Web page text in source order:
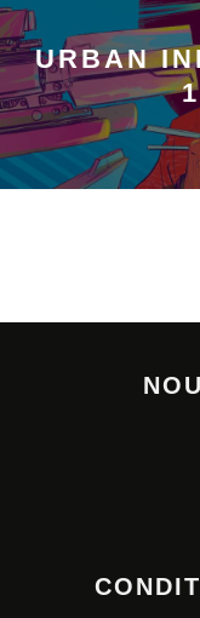
URBAN